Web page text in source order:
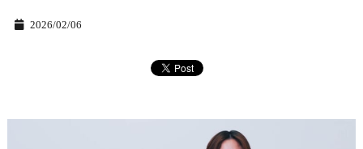
2026/02/06